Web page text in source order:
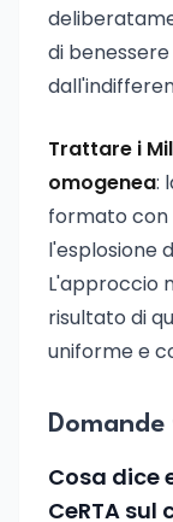
di
Trattare i
omogenea:
formato con
l'esplosione
L'approccio
risultato di
uniforme e
Cosa dice
CeRTA sul